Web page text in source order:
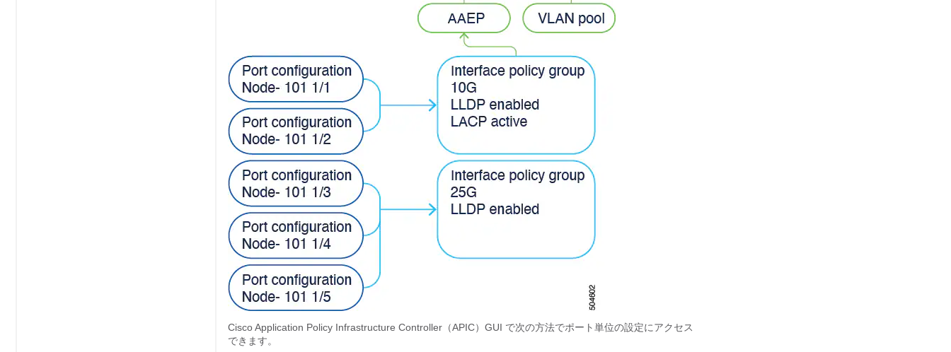
Cisco Application Policy Infrastructure Controller （APIC）GUI で次の方法でポート単位の設定にアクセス
できます。